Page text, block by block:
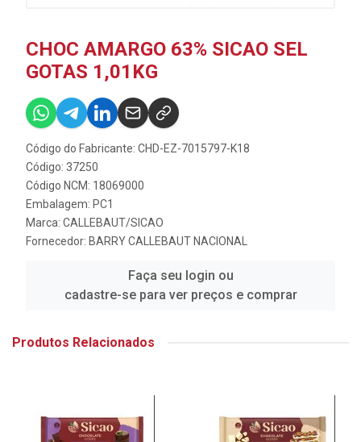
CHOC AMARGO 63% SICAO SEL
GOTAS 1,01KG
Código do Fabricante: CHD-EZ-7015797-K18
Código: 37250
Código NCM: 18069000
Embalagem: PC1
Marca: CALLEBAUT/SICAO
Fornecedor: BARRY CALLEBAUT NACIONAL
Faça seu login ou
cadastre-se para ver preços e comprar
Produtos Relacionados